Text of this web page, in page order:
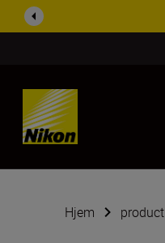
Skip Content
Hjem product